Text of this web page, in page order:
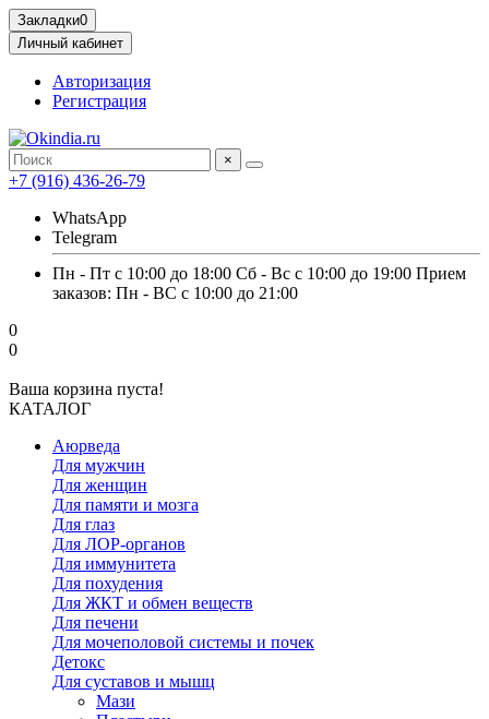
Закладки0
Личный кабинет
Авторизация
Регистрация
×
+7 (916) 436-26-79
WhatsApp
Telegram
Пн - Пт с 10:00 до 18:00 Сб - Вс с 10:00 до 19:00 Прием
заказов: Пн - ВС с 10:00 до 21:00
0
0
Ваша корзина пуста!
КАТАЛОГ
Аюрведа
Для мужчин
Для женщин
Для памяти и мозга
Для глаз
Для ЛОР-органов
Для иммунитета
Для похудения
Для ЖКТ и обмен веществ
Для печени
Для мочеполовой системы и почек
Детокс
Для суставов и мышц
Мази